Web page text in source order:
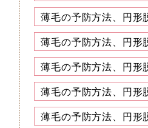
薄毛の予防方法、円形
薄毛の予防方法、円形
薄毛の予防方法、円形
薄毛の予防方法、円形
薄毛の予防方法、円形